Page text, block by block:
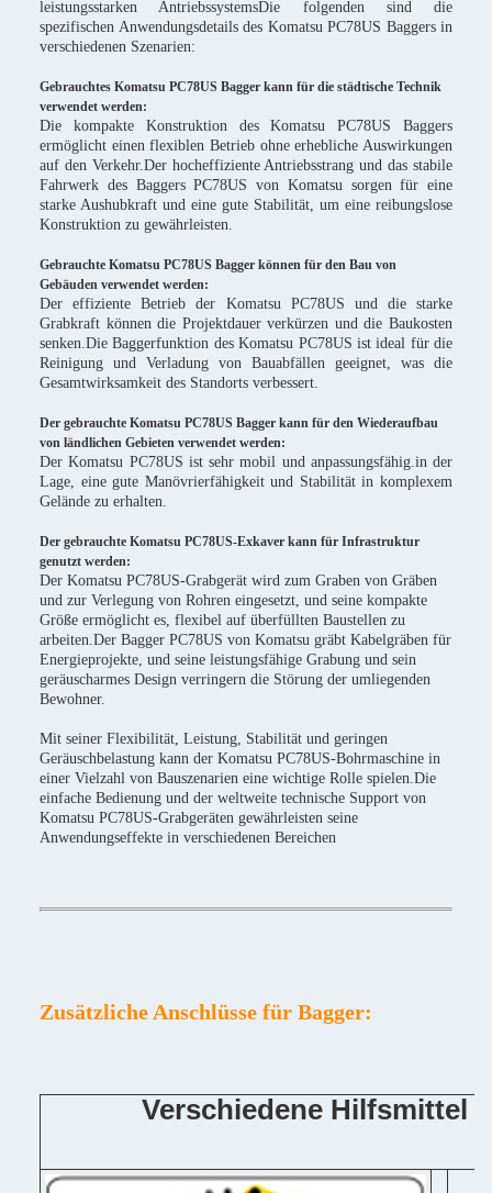
leistungsstarken AntriebssystemsDie folgenden sind die
spezifischen Anwendungsdetails des Komatsu PC78US Baggers in
verschiedenen Szenarien:
Gebrauchtes Komatsu PC78US Bagger kann für die städtische Technik
verwendet werden:
Die kompakte Konstruktion des Komatsu PC78US Baggers
ermöglicht einen flexiblen Betrieb ohne erhebliche Auswirkungen
auf den Verkehr.Der hocheffiziente Antriebsstrang und das stabile
Fahrwerk des Baggers PC78US von Komatsu sorgen für eine
starke Aushubkraft und eine gute Stabilität, um eine reibungslose
Konstruktion zu gewährleisten.
Gebrauchte Komatsu PC78US Bagger können für den Bau von
Gebäuden verwendet werden:
Der effiziente Betrieb der Komatsu PC78US und die starke
Grabkraft können die Projektdauer verkürzen und die Baukosten
senken.Die Baggerfunktion des Komatsu PC78US ist ideal für die
Reinigung und Verladung von Bauabfällen geeignet, was die
Gesamtwirksamkeit des Standorts verbessert.
Der gebrauchte Komatsu PC78US Bagger kann für den Wiederaufbau
von ländlichen Gebieten verwendet werden:
Der Komatsu PC78US ist sehr mobil und anpassungsfähig.in der
Lage, eine gute Manövrierfähigkeit und Stabilität in komplexem
Gelände zu erhalten.
Der gebrauchte Komatsu PC78US-Exkaver kann für Infrastruktur
genutzt werden:
Der Komatsu PC78US-Grabgerät wird zum Graben von Gräben
und zur Verlegung von Rohren eingesetzt, und seine kompakte
Größe ermöglicht es, flexibel auf überfüllten Baustellen zu
arbeiten.Der Bagger PC78US von Komatsu gräbt Kabelgräben für
Energieprojekte, und seine leistungsfähige Grabung und sein
geräuscharmes Design verringern die Störung der umliegenden
Bewohner.
Mit seiner Flexibilität, Leistung, Stabilität und geringen
Geräuschbelastung kann der Komatsu PC78US-Bohrmaschine in
einer Vielzahl von Bauszenarien eine wichtige Rolle spielen.Die
einfache Bedienung und der weltweite technische Support von
Komatsu PC78US-Grabgeräten gewährleisten seine
Anwendungseffekte in verschiedenen Bereichen
Zusätzliche Anschlüsse für Bagger:
Verschiedene Hilfsmittel